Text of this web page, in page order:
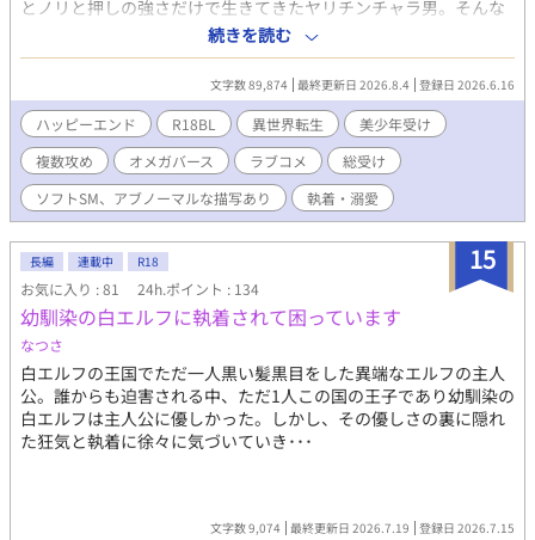
とノリと押しの強さだけで生きてきたヤリチンチャラ男。そんな
彼が転生したのは、貴族たちが通うR18BLゲーム『運命錯綜ジュ
エル学園』の世界だった。 しかも役どころは、主人公の恋路を邪
魔する悪役令息ミリアム・サファイア。ピンク髪の美少年Ω。前世
とは真逆、“抱かれる側”としての人生が始まる。 だが、前世の記
憶を取り戻したその日から、世界は少しずつ歪み始める。 主人公
セオドール・パール。 氷の第一王子ルクス・ダイヤモンド。 紅髪
の星術師アステル・ルビー。 寡黙な騎士レオン・エメラルド。 そ
して、まだ見ぬ隠れキャラたち。 宝石の名を持つ美形たちに囲ま
れながらも、空気を読まず、欲望に忠実に突き進む悪役令息ミリ
気のど真ん中へ突っ込んでいく、異世界転生BLコメディ。 ……
あ、間違えた。 prime（極上）じゃなくて、prison（牢獄）だっ
た。えへっ。 【短編版からの変更点】 隠れキャラ登場、そしてラ
スボスの正体判明。Rシーンも大幅増量。 本編では語られなかっ
た、「なぜ彼が悪役令息になったのか」という過去。 監禁されて
いることにも気づかぬまま、溺愛され続ける“その後”の未来ま
で。 甘さと狂気が溶け合う、 HPP（Happy・Prime・Prison）エ
ンドをお楽しみください。
続きを読む
文字数 89,874 最終更新日 2026.8.4 登録日 2026.6.16
ハッピーエンド R18BL 異世界転生
美少年受け
複数攻め
オメガバース ラブコメ
総受け
ソフトSM、アブノーマルな描写あり
執着・溺愛
15
長編 連載中 R18
お気に入り : 81 24h.ポイント : 134
幼馴染の白エルフに執着されて困っています
なつさ
白エルフの王国でただ一人黒い髪黒目をした異端なエルフの主人
公。誰からも迫害される中、ただ1人この国の王子であり幼馴染の
白エルフは主人公に優しかった。しかし、その優しさの裏に隠れ
た狂気と執着に徐々に気づいていき･･･
文字数 9,074 最終更新日 2026.7.19 登録日 2026.7.15